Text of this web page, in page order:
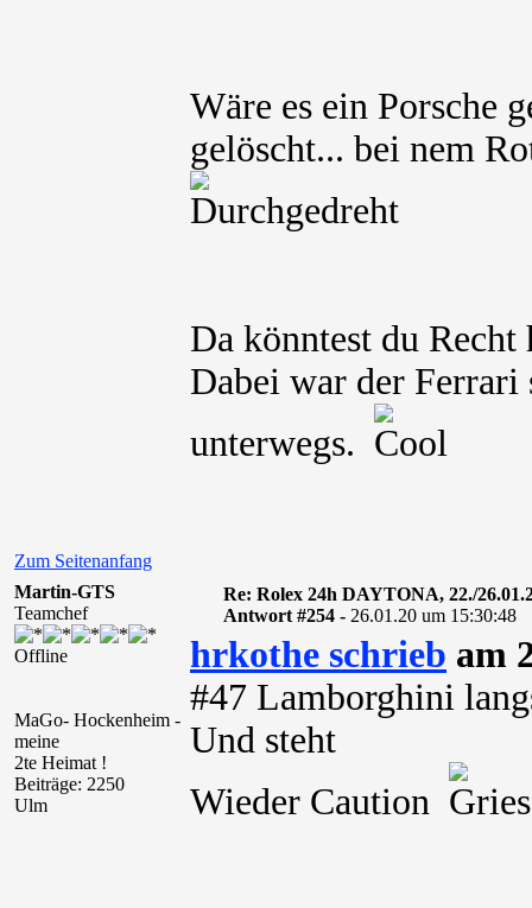
Wäre es ein Porsche
gelöscht... bei nem
Da könntest du Recht
Dabei war der Ferrari
unterwegs.
Zum Seitenanfang
Martin-GTS
Teamchef
Offline
MaGo- Hockenheim -
meine
2te Heimat !
Beiträge: 2250
Ulm
Re: Rolex 24h DAYTONA, 22./
Antwort #254 - 26.01.20 um 15:30:48
hrkothe schrieb am
#47 Lamborghini
Und steht
Wieder Caution